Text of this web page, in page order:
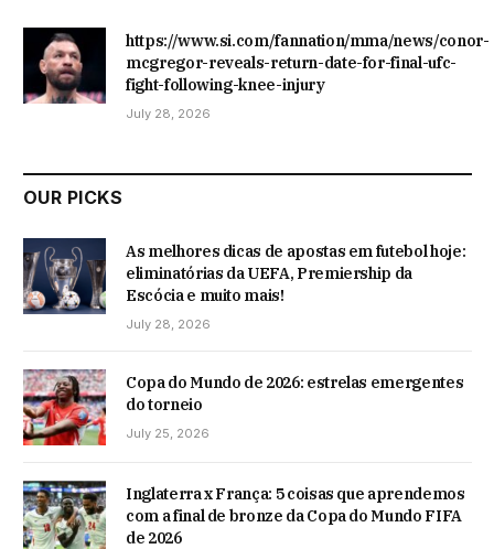
https://www.si.com/fannation/mma/news/conor-
mcgregor-reveals-return-date-for-final-ufc-
fight-following-knee-injury
July 28, 2026
OUR PICKS
As melhores dicas de apostas em futebol hoje:
eliminatórias da UEFA, Premiership da
Escócia e muito mais!
July 28, 2026
Copa do Mundo de 2026: estrelas emergentes
do torneio
July 25, 2026
Inglaterra x França: 5 coisas que aprendemos
com a final de bronze da Copa do Mundo FIFA
de 2026